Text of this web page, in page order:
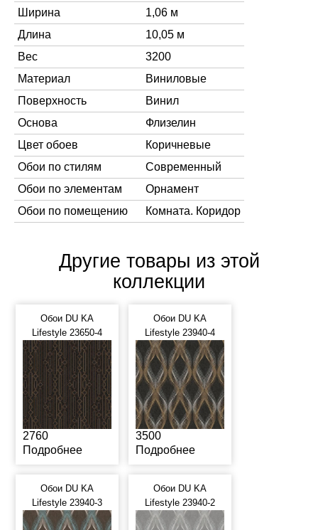
Ширина
1,06 м
Длина
10,05 м
Вес
3200
Материал
Виниловые
Поверхность
Винил
Основа
Флизелин
Цвет обоев
Коричневые
Обои по стилям
Современный
Обои по элементам
Орнамент
Обои по помещению
Комната. Коридор
Другие товары из этой
коллекции
Обои DU KA
Lifestyle 23650-4
2760
Подробнее
Обои DU KA
Lifestyle 23940-4
3500
Подробнее
Обои DU KA
Lifestyle 23940-3
Обои DU KA
Lifestyle 23940-2